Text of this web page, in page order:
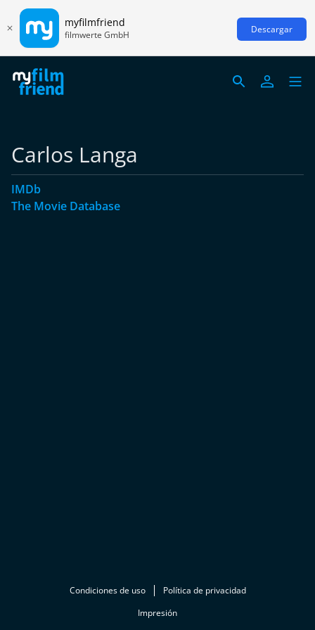
myfilmfriend
filmwerte GmbH Descargar
Carlos Langa
IMDb
The Movie Database
Condiciones de uso
Política de privacidad
Impresión